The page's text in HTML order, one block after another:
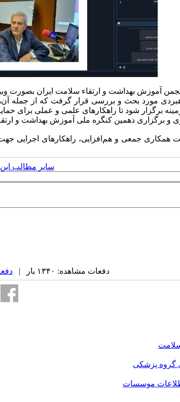
سلامت ایران بصورت وبیناری مورخ یکشنبه ۸ تیرماه ۱۴۰۴ با حضور اعضای
مورد بحث و بررسی قرار گرفت که از جمله
برگزار شود تا راهکارهای علمی و عملی برای
و برگزاری دهمین کنگره ملی آموزش بهداشت و
همکاری جمعی و هم‌افزایی، راهکارهای اجرایی
سایر مطالب
دفعات مشاهده: ۱۳۴۰ بار |
سلامت
گروه پزشکی
موسسات